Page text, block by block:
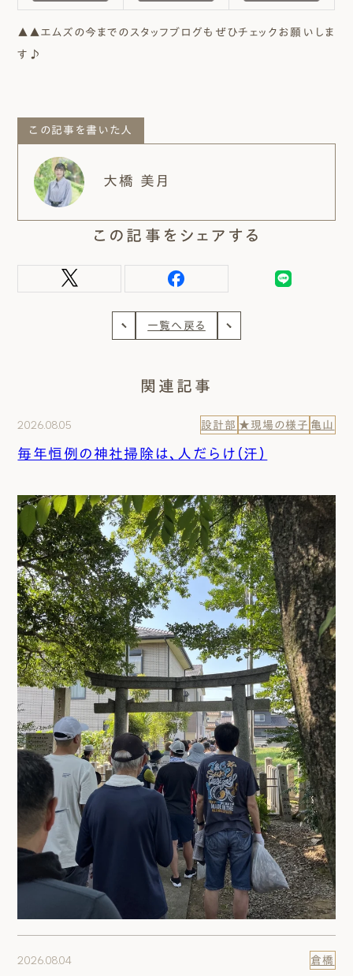
▲▲エムズの今までのスタッフブログもぜひチェックお願いしま
す♪
この記事を書いた人
大橋 美月
この記事をシェアする
一覧へ戻る
関連記事
2026.08.05 設計部 ★現場の様子 亀山
毎年恒例の神社掃除は、人だらけ（汗）
2026.08.04 倉橋